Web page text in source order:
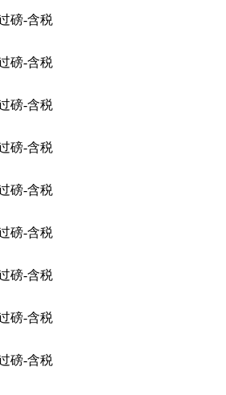
磅-含税
磅-含税
磅-含税
磅-含税
磅-含税
磅-含税
磅-含税
磅-含税
磅-含税